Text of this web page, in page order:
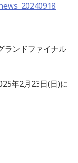
ランドファイナル
年2月23日(日)に